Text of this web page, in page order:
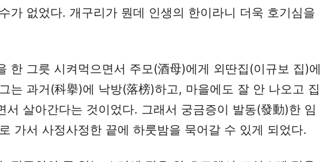
가 없었다. 개구리가 뭔데 인생의 한이라니 더욱 호기심을
한 그릇 시켜먹으면서 주모(酒母)에게 외딴집(이규보 집)에
는 과거(科擧)에 낙방(落榜)하고, 마을에도 잘 안 나오고 집
서 살아간다는 것이었다. 그래서 궁금증이 발동(發動)한 임
가서 사정사정한 끝에 하룻밤을 묵어갈 수 있게 되었다.